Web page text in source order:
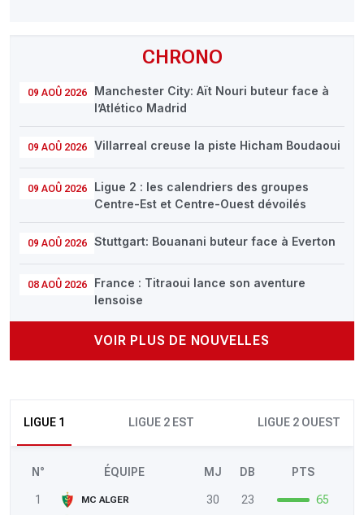
CHRONO
09 AOÛ 2026
Manchester City: Aït Nouri buteur face à
l’Atlético Madrid
09 AOÛ 2026 Villarreal creuse la piste Hicham Boudaoui
09 AOÛ 2026
Ligue 2 : les calendriers des groupes
Centre-Est et Centre-Ouest dévoilés
09 AOÛ 2026 Stuttgart: Bouanani buteur face à Everton
08 AOÛ 2026
France : Titraoui lance son aventure
lensoise
VOIR PLUS DE NOUVELLES
LIGUE 1 LIGUE 2 EST LIGUE 2 OUEST
N° ÉQUIPE MJ DB PTS
1 MC ALGER 30 23
65